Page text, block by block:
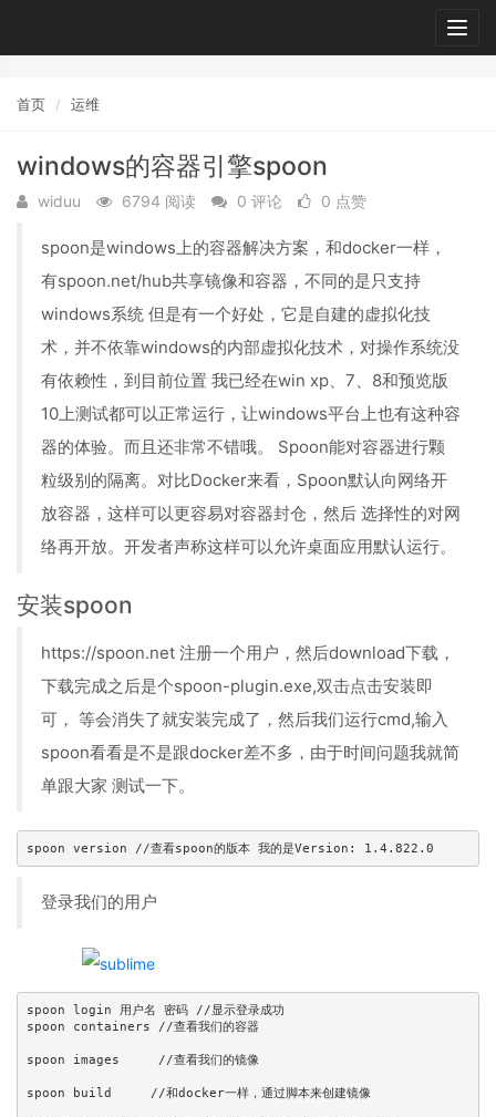
首页 运维
windows的容器引擎spoon
widuu 6794 阅读 0 评论 0 点赞
spoon是windows上的容器解决方案，和docker一样，
有spoon.net/hub共享镜像和容器，不同的是只支持
windows系统 但是有一个好处，它是自建的虚拟化技
术，并不依靠windows的内部虚拟化技术，对操作系统没
有依赖性，到目前位置 我已经在win xp、7、8和预览版
10上测试都可以正常运行，让windows平台上也有这种容
器的体验。而且还非常不错哦。 Spoon能对容器进行颗
粒级别的隔离。对比Docker来看，Spoon默认向网络开
放容器，这样可以更容易对容器封仓，然后 选择性的对网
络再开放。开发者声称这样可以允许桌面应用默认运行。
安装spoon
https://spoon.net 注册一个用户，然后download下载，
下载完成之后是个spoon-plugin.exe,双击点击安装即
可， 等会消失了就安装完成了，然后我们运行cmd,输入
spoon看看是不是跟docker差不多，由于时间问题我就简
单跟大家 测试一下。
登录我们的用户
spoon login 用户名 密码 //显示登录成功
spoon containers //查看我们的容器
spoon images     //查看我们的镜像
spoon build     //和docker一样，通过脚本来创建镜像